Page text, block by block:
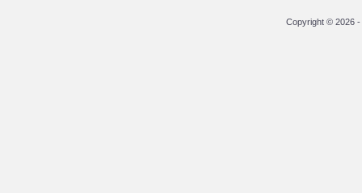
Copyright © 2026 -